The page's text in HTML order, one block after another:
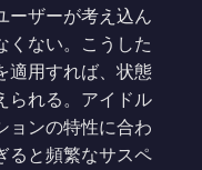
ーザーが考え込ん
くない。こうした
適用すれば、状態
られる。アイドル
ョンの特性に合わ
ると頻繁なサスペ